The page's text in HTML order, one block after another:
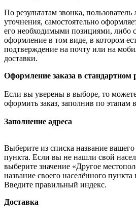
По результатам звонка,
уточнения, самостоятельно
его необходимыми позициями, либо
оформление в том виде, в котором
подтверждение на почту или на
доставки.
Оформление заказа в стандартном
Если вы уверены в выборе, то
оформить заказ, заполнив по этапам
Заполнение адреса
Выберите из списка название
пункта. Если вы не нашли свой
выберите значение «Другое
название своего населённого пункта
Введите правильный индекс.
Доставка